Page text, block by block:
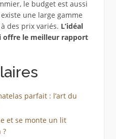
le budget est aussi
une large gamme
des prix variés. L’idéal
offre le meilleur rapport
parfait : l’art du
et se monte un lit
?